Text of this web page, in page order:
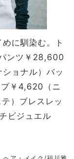
に馴染む。ト
ンツ￥28,600
ョナル）バッ
￥4,620（ニ
）ブレスレッ
ビジュエル